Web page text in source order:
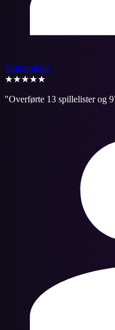
Yohannlend
★★★★★
"Overførte 13 spillelister og